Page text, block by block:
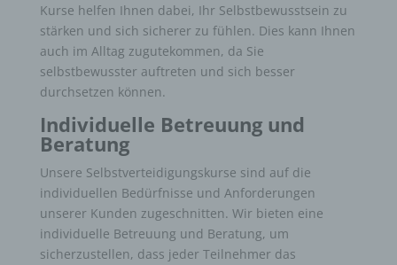
Kurse helfen Ihnen dabei, Ihr Selbstbewusstsein zu
stärken und sich sicherer zu fühlen. Dies kann Ihnen
auch im Alltag zugutekommen, da Sie
selbstbewusster auftreten und sich besser
durchsetzen können.
Individuelle Betreuung und
Beratung
Unsere Selbstverteidigungskurse sind auf die
individuellen Bedürfnisse und Anforderungen
unserer Kunden zugeschnitten. Wir bieten eine
individuelle Betreuung und Beratung, um
sicherzustellen, dass jeder Teilnehmer das